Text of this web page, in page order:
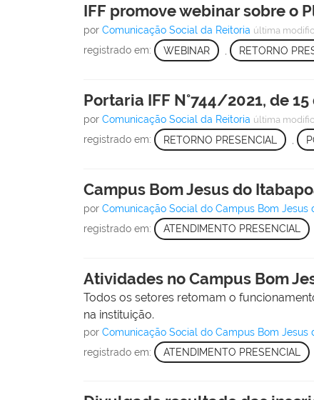
IFF promove webinar sobre o
porComunicação Social da Reitoria última
registrado em: WEBINAR RETORNO
Portaria IFF N°744/2021, de
porComunicação Social da Reitoria última
registrado em: RETORNO PRESENCIAL
Campus Bom Jesus do
porComunicação Social do Campus Bom Jesus
registrado em: ATENDIMENTO PRESENCIAL
Atividades no Campus Bom
Todos os setores retomam o
na instituição.
porComunicação Social do Campus Bom Jesus
registrado em: ATENDIMENTO PRESENCIAL